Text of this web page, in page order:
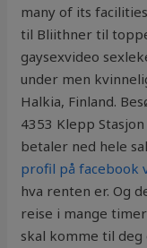
many of its
til Bliithner til
gaysexvideo
under men
Halkia, Finland.
4353 Klepp
betaler ned hele
profil på facebook
hva renten er. Og
reise i mange
skal komme til